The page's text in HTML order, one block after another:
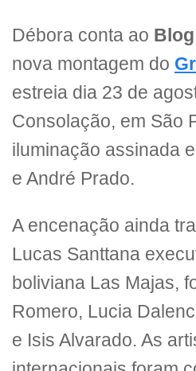
Débora conta ao
nova montagem do
estreia dia 23 de
Consolação, em São
iluminação assinada
e André Prado.
A encenação ainda
Lucas Santtana
boliviana Las Majas,
Romero, Lucia
e Isis Alvarado. As